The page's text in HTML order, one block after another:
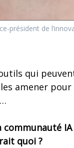
président de
qui
amener
communauté
quoi ?